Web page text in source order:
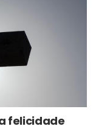
felicidade